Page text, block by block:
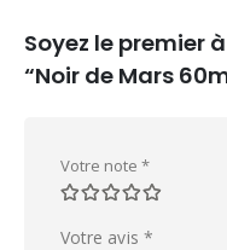
Soyez le premier
“Noir de Mars
Votre note *
Votre avis *